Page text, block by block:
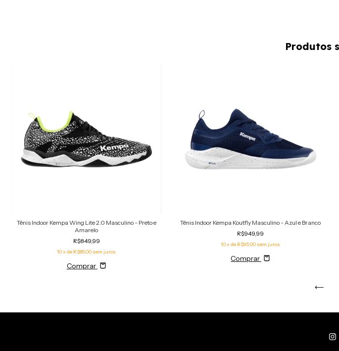
Produtos
Tênis Indoor Kempa Wing Lite 2.0 Masculino - Preto e
Amarelo
R$849,99
10x de R$85,00 sem juros
Comprar
Tênis Indoor Kempa Koutfly Masculino - Azul e Branco
R$949,99
10x de R$95,00 sem juros
Comprar